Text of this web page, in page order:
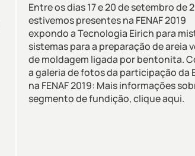
Entre os dias 17 e 20 de setembro de
estivemos presentes na FENAF 2019
expondo a Tecnologia Eirich para
sistemas para a preparação de areia
de moldagem ligada por bentonita.
a galeria de fotos da participação da
na FENAF 2019: Mais informações
segmento de fundição, clique aqui.